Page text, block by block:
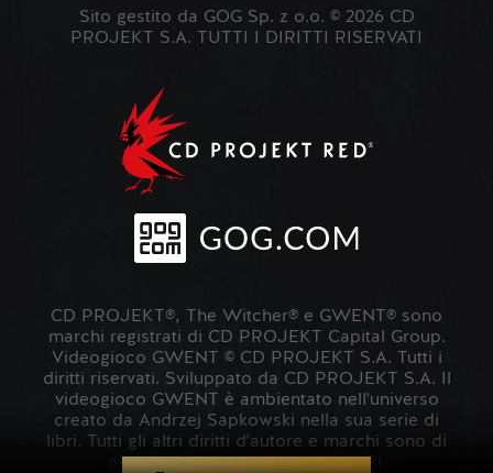
Sito gestito da GOG Sp. z o.o. © 2026 CD
PROJEKT S.A. TUTTI I DIRITTI RISERVATI
CD PROJEKT®, The Witcher® e GWENT® sono
marchi registrati di CD PROJEKT Capital Group.
Videogioco GWENT © CD PROJEKT S.A. Tutti i
diritti riservati. Sviluppato da CD PROJEKT S.A. Il
videogioco GWENT è ambientato nell'universo
creato da Andrzej Sapkowski nella sua serie di
libri. Tutti gli altri diritti d'autore e marchi sono di
proprietà dei rispettivi proprietari.